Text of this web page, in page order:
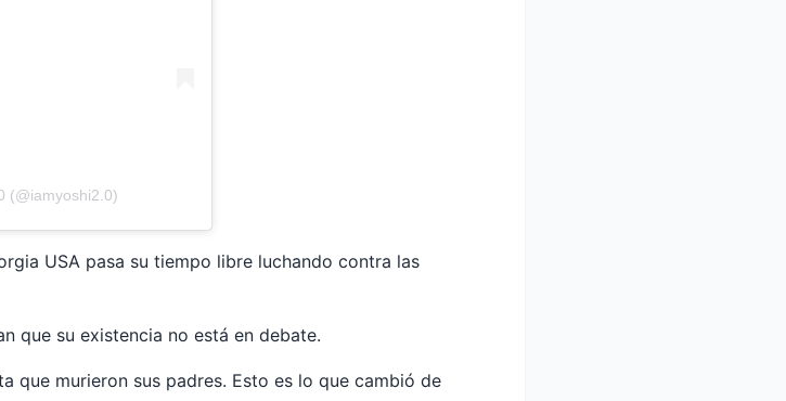
(@iamyoshi2.0)
USA pasa su tiempo libre luchando contra las
que su existencia no está en debate.
que murieron sus padres. Esto es lo que cambió de